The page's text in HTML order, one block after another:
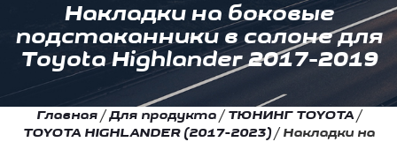
Накладки на боковые
подстаканники в салоне для
Toyota Highlander 2017-2019
Главная /Для продукта /ТЮНИНГ TOYOTA /
TOYOTA HIGHLANDER (2017-2023) /Накладки на